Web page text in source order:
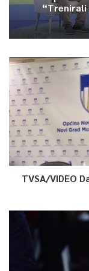
Kapo i
“Trenirali
revizija
za
TVSA/VIDEO